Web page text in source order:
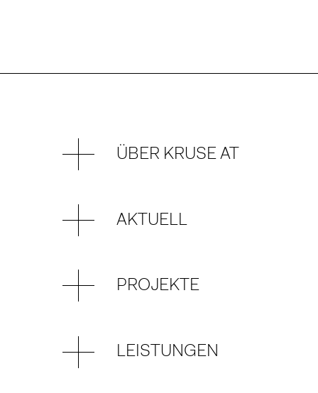
ÜBER KRUSE AT
AKTUELL
PROJEKTE
LEISTUNGEN